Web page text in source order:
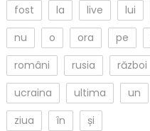
fost
la live lui
nu
o ora pe
români
rusia război
ucraina
ultima un
ziua
în și